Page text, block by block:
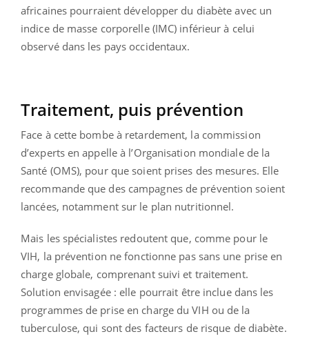
africaines pourraient développer du diabète avec un
indice de masse corporelle (IMC) inférieur à celui
observé dans les pays occidentaux.
Traitement, puis prévention
Face à cette bombe à retardement, la commission
d’experts en appelle à l’Organisation mondiale de la
Santé (OMS), pour que soient prises des mesures. Elle
recommande que des campagnes de prévention soient
lancées, notamment sur le plan nutritionnel.
Mais les spécialistes redoutent que, comme pour le
VIH, la prévention ne fonctionne pas sans une prise en
charge globale, comprenant suivi et traitement.
Solution envisagée : elle pourrait être inclue dans les
programmes de prise en charge du VIH ou de la
tuberculose, qui sont des facteurs de risque de diabète.